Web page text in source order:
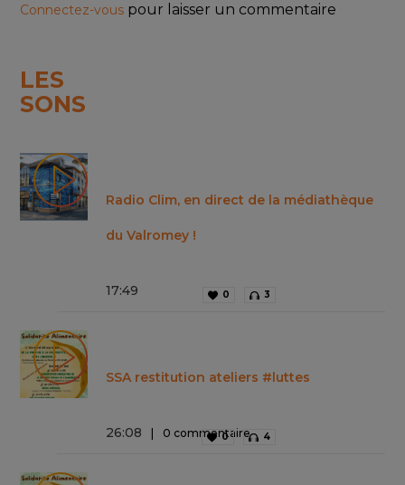
Connectez-vous pour laisser un commentaire
LES
SONS
Radio Clim, en direct de la médiathèque
du Valromey !
17:49 0 3
SSA restitution ateliers #luttes
26:08 0 commentaire
0 4